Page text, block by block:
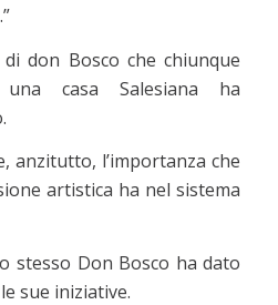
di don Bosco che chiunque
casa Salesiana ha
anzitutto, l’importanza che
artistica ha nel sistema
stesso Don Bosco ha dato
sue iniziative.